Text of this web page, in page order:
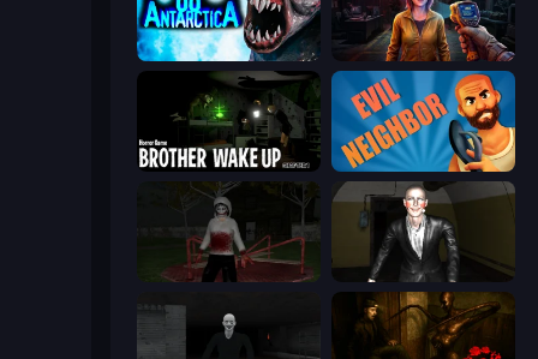
Antarctica 88 Survival Zone Zombie Outbreak
Brother Wake Up Evil Neighbor
Jeff the Killer: Horrendous Smile Case: Smile 2